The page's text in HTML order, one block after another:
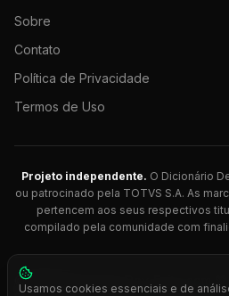
Sobre
Contato
Política de Privacidade
Termos de Uso
Projeto independente. O Dicionário
ou patrocinado pela TOTVS S.A. As
pertencem aos seus respectivos
compilado pela comunidade com
© 2026 Dicionário Dev. Feito com
Usamos cookies essenciais e de